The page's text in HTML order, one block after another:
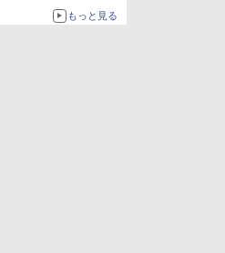
e Cuore「DS-TC52B」
もっと見る